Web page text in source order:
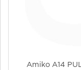
Amiko A14